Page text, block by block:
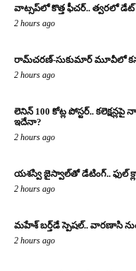
వాట్సప్‌లో కొత్త ఫీచర్.. త్వరలో
2 hours ago
రామ్‌చరణ్‌-సుకుమార్‌ మూవీలో
2 hours ago
లెనిన్ 100 కోట్ల పోస్టర్‌..
ఇదేనా?
2 hours ago
యశస్వి జైస్వాల్‌తో డేటింగ్.. ఫుల్
2 hours ago
మహేశ్ బర్త్‌డే స్పెషల్.. వారణాసి
2 hours ago